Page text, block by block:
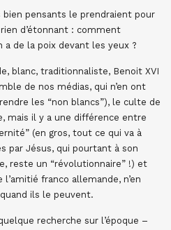
bien pensants le prendraient pour
d’étonnant : comment
a de la poix devant les yeux ?
blanc, traditionnaliste, Benoit XVI
de nos médias, qui n’en ont
les “non blancs”), le culte de
mais il y a une différence entre
(en gros, tout ce qui va à
par Jésus, qui pourtant à son
reste un “révolutionnaire” !) et
franco allemande, n’en
ils le peuvent.
recherche sur l’époque –